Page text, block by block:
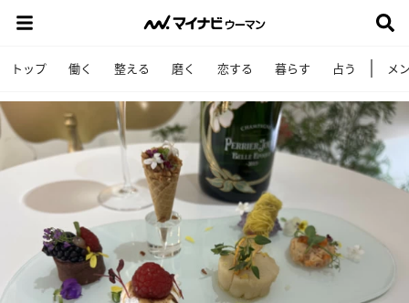
トップ 働く 整える 磨く 恋する 暮らす 占う メ